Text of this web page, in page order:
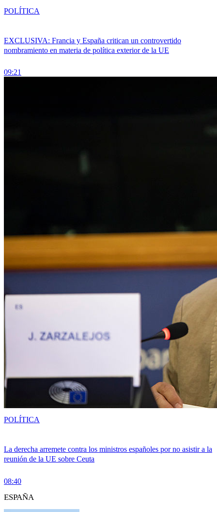
EXCLUSIVA: Francia y España critican un controvertido
nombramiento en materia de política exterior de la UE
09:21
POLÍTICA
La derecha arremete contra los ministros españoles por no asistir a la
reunión de la UE sobre Ceuta
08:40
POLÍTICA
ESPAÑA